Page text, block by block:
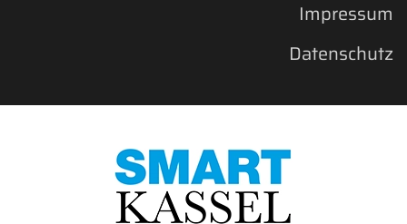
Impressum
Datenschutz